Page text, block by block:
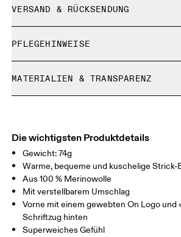
VERSAND & RÜCKSENDUNG
Kostenlose 30-Tage-Rückgabe
Limited-Edition-Artikel, Sonderfarben
Chance-Artikel können nicht
PFLEGEHINWEISE
Nicht chemisch reinigen
Nicht bügeln
MATERIALIEN & TRANSPARENZ
Herkunftsland
Indonesien
Die wichtigsten Produktdetails
Gewicht: 74g
Warme, bequeme und kuschelige Strick-
Aus 100 % Merinowolle
Mit verstellbarem Umschlag
Vorne mit einem gewebten On Logo und
Schriftzug hinten
Superweiches Gefühl